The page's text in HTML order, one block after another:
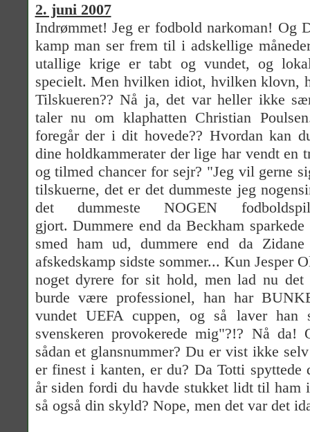
2. juni 2007
Indrømmet! Jeg er fodbold narkoman! Og
kamp man ser frem til i adskellige
utallige krige er tabt og vundet, og
specielt. Men hvilken idiot, hvilken klovn,
Tilskueren?? Nå ja, det var heller ikke
taler nu om klaphatten Christian
foregår der i dit hovede?? Hvordan kan
dine holdkammerater der lige har vendt en
og tilmed chancer for sejr? "Jeg vil gerne
tilskuerne, det er det dummeste jeg
det dummeste NOGEN
gjort. Dummere end da Beckham
smed ham ud, dummere end da Zidane
afskedskamp sidste sommer... Kun Jesper
noget dyrere for sit hold, men lad nu det
burde være professionel, han har
vundet UEFA cuppen, og så laver han
svenskeren provokerede mig"?!? Nå
sådan et glansnummer? Du er vist ikke
er finest i kanten, er du? Da Totti
år siden fordi du havde stukket lidt til ham
så også din skyld? Nope, men det var det